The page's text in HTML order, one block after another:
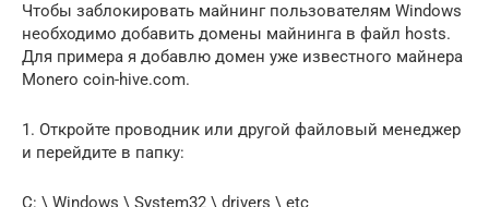
Чтобы заблокировать майнинг пользователям Windows
необходимо добавить домены майнинга в файл hosts.
Для примера я добавлю домен уже известного майнера
Monero coin-hive.com.
1. Откройте проводник или другой файловый менеджер
и перейдите в папку:
C: \ Windows \ System32 \ drivers \ etc